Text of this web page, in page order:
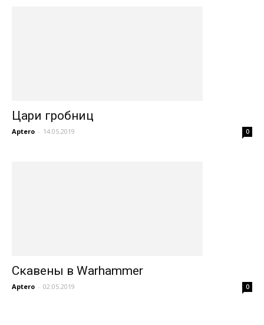
Цари гробниц
Aptero - 14.05.2019 0
Cкавены в Warhammer
Aptero - 02.05.2019 0